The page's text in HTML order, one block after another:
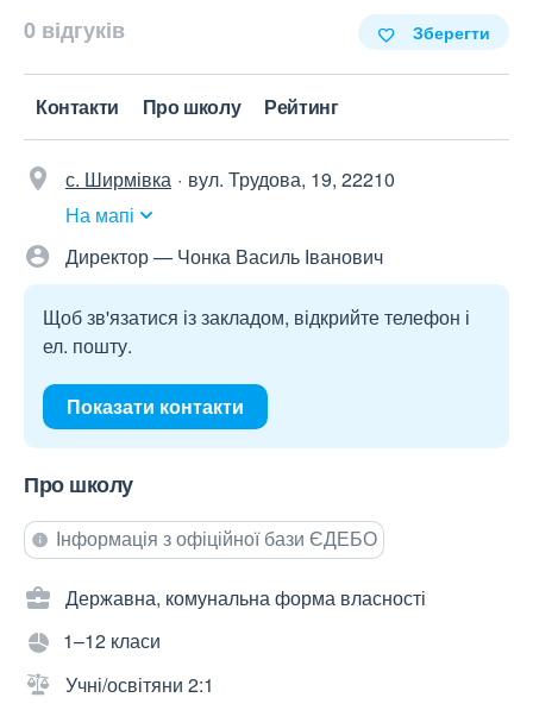
0 відгуків Зберегти
Контакти Про школу Рейтинг
с. Ширмівка
вул. Трудова, 19, 22210
На мапі
Директор — Чонка Василь Іванович
Щоб зв'язатися із закладом, відкрийте телефон і
ел. пошту.
Показати контакти
Про школу
Інформація з офіційної бази ЄДЕБО
Державна, комунальна форма власності
1–12 класи
Учні/освітяни 2:1